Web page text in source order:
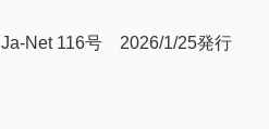
Ja-Net 116号 2026/1/25発行